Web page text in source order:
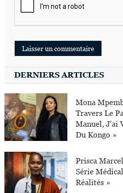
DERNIERS ARTICLES
Mona
Travers Le
Manuel, J’ai
Du Kongo »
Prisca
Série
Réalités »